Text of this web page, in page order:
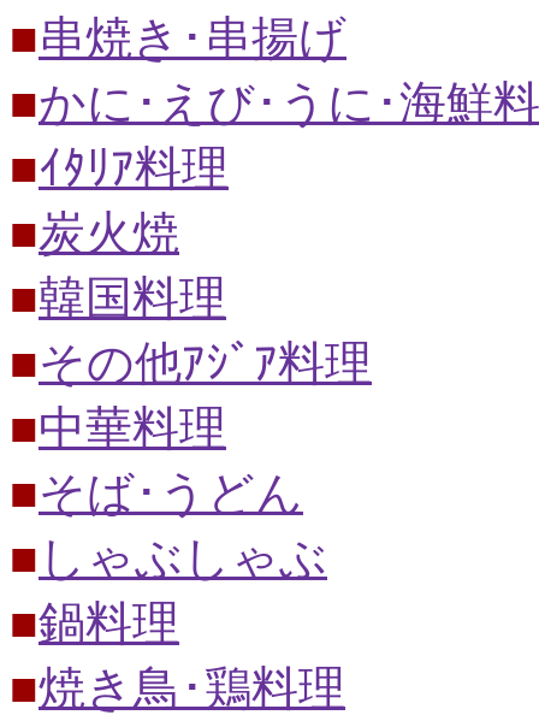
■串焼き･串揚げ
■かに･えび･うに･海鮮
■ｲﾀﾘｱ料理
■炭火焼
■韓国料理
■その他ｱｼﾞｱ料理
■中華料理
■そば･うどん
■ しゃぶしゃぶ
■鍋料理
■焼き鳥･鶏料理